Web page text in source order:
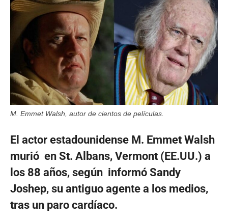
M. Emmet Walsh, autor de cientos de películas.
El actor estadounidense M. Emmet Walsh
murió en St. Albans, Vermont (EE.UU.) a
los 88 años, según informó Sandy
Joshep, su antiguo agente a los medios,
tras un paro cardíaco.